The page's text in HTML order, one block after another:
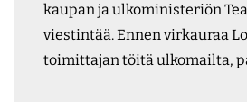
kaupan ja ulkoministeriön
viestintää. Ennen virkauraa
toimittajan töitä ulkomailta,